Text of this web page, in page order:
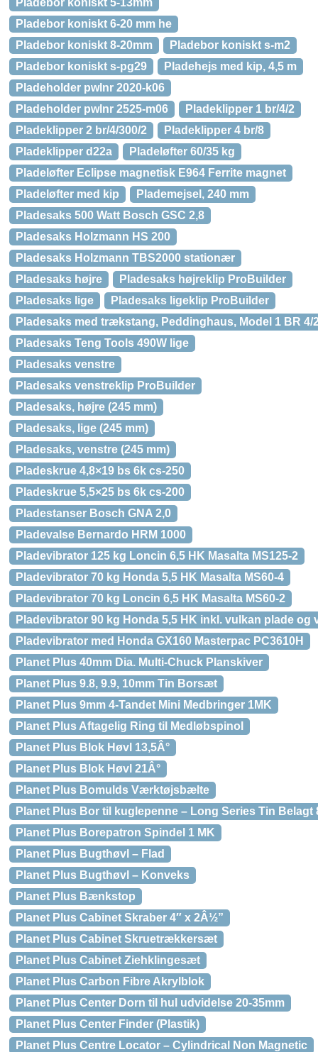
Pladebor koniskt 5-13mm
Pladebor koniskt 6-20 mm he
Pladebor koniskt 8-20mm
Pladebor koniskt s-m2
Pladebor koniskt s-pg29
Pladehejs med kip, 4,5 m
Pladeholder pwlnr 2020-k06
Pladeholder pwlnr 2525-m06
Pladeklipper 1 br/4/2
Pladeklipper 2 br/4/300/2
Pladeklipper 4 br/8
Pladeklipper d22a
Pladeløfter 60/35 kg
Pladeløfter Eclipse magnetisk E964 Ferrite magnet
Pladeløfter med kip
Plademejsel, 240 mm
Pladesaks 500 Watt Bosch GSC 2,8
Pladesaks Holzmann HS 200
Pladesaks Holzmann TBS2000 stationær
Pladesaks højre
Pladesaks højreklip ProBuilder
Pladesaks lige
Pladesaks ligeklip ProBuilder
Pladesaks med trækstang, Peddinghaus, Model 1 BR 4/
Pladesaks Teng Tools 490W lige
Pladesaks venstre
Pladesaks venstreklip ProBuilder
Pladesaks, højre (245 mm)
Pladesaks, lige (245 mm)
Pladesaks, venstre (245 mm)
Pladeskrue 4,8×19 bs 6k cs-250
Pladeskrue 5,5×25 bs 6k cs-200
Pladestanser Bosch GNA 2,0
Pladevalse Bernardo HRM 1000
Pladevibrator 125 kg Loncin 6,5 HK Masalta MS125-2
Pladevibrator 70 kg Honda 5,5 HK Masalta MS60-4
Pladevibrator 70 kg Loncin 6,5 HK Masalta MS60-2
Pladevibrator 90 kg Honda 5,5 HK inkl. vulkan plade og
Pladevibrator med Honda GX160 Masterpac PC3610H
Planet Plus 40mm Dia. Multi-Chuck Planskiver
Planet Plus 9.8, 9.9, 10mm Tin Borsæt
Planet Plus 9mm 4-Tandet Mini Medbringer 1MK
Planet Plus Aftagelig Ring til Medløbspinol
Planet Plus Blok Høvl 13,5Â°
Planet Plus Blok Høvl 21Â°
Planet Plus Bomulds Værktøjsbælte
Planet Plus Bor til kuglepenne – Long Series Tin Belagt
Planet Plus Borepatron Spindel 1 MK
Planet Plus Bugthøvl – Flad
Planet Plus Bugthøvl – Konveks
Planet Plus Bænkstop
Planet Plus Cabinet Skraber 4″ x 2Â½”
Planet Plus Cabinet Skruetrækkersæt
Planet Plus Cabinet Ziehklingesæt
Planet Plus Carbon Fibre Akrylblok
Planet Plus Center Dorn til hul udvidelse 20-35mm
Planet Plus Center Finder (Plastik)
Planet Plus Centre Locator – Cylindrical Non Magnetic